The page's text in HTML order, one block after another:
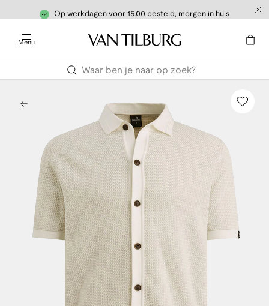
Op werkdagen voor 15.00 besteld, morgen in huis
Menu